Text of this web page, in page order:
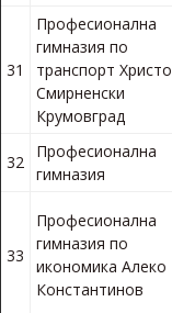
31
Професионална
гимназия по
транспорт Христо
Смирненски
Крумовград
32
Професионална
гимназия
33
Професионална
гимназия по
икономика Алеко
Константинов